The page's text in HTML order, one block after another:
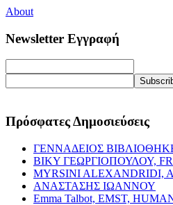
About
Newsletter Εγγραφή
Πρόσφατες Δημοσιεύσεις
ΓΕΝΝΑΔΕΙΟΣ
ΒΙΚΥ ΓΕΩΡΓΙΟΠΟΥΛΟΥ,
MYRSINI ALEXANDRIDI,
ΑΝΑΣΤΑΣΗΣ ΙΩΑΝΝΟΥ
Emma Talbot, EMST,